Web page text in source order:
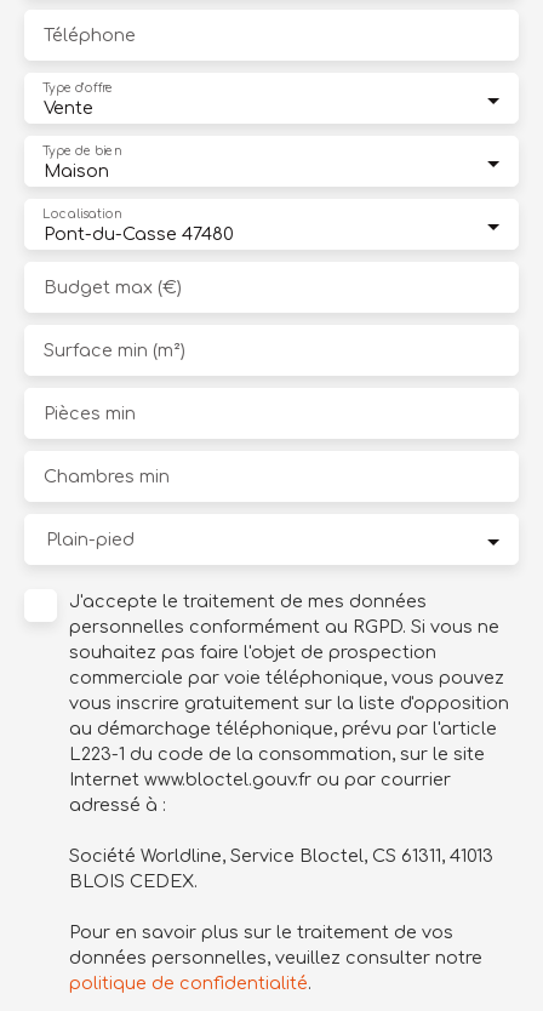
Téléphone
Vente
Type d'offre
Maison
Type de bien
Pont-du-Casse 47480
Localisation
Budget max (€)
Surface min (m²)
Pièces min
Chambres min
Plain-pied
J'accepte le traitement de mes données
personnelles conformément au RGPD. Si vous ne
souhaitez pas faire l'objet de prospection
commerciale par voie téléphonique, vous pouvez
vous inscrire gratuitement sur la liste d'opposition
au démarchage téléphonique, prévu par l'article
L223-1 du code de la consommation, sur le site
Internet www.bloctel.gouv.fr ou par courrier
adressé à :
Société Worldline, Service Bloctel, CS 61311, 41013
BLOIS CEDEX.
Pour en savoir plus sur le traitement de vos
données personnelles, veuillez consulter notre
politique de confidentialité.